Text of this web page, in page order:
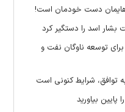
دست خودمان است!
بشار اسد را دستگیر کرد
امارات برای توسعه ناوگان نفت و
توافق، شرایط کنونی است
بیاورید